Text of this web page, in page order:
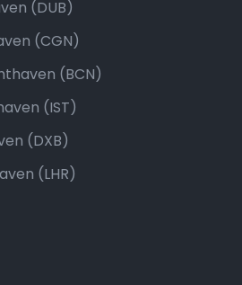
(DUB)
(CGN)
(BCN)
(IST)
(DXB)
(LHR)